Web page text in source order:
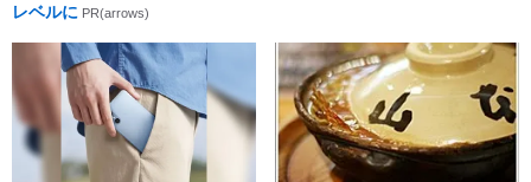
レベルに PR(arrows)